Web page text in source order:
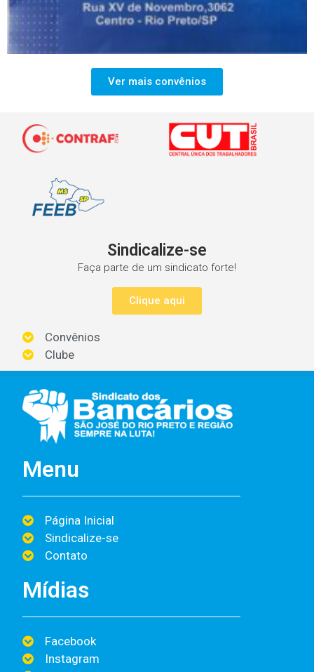
Ver mais convênios
Sindicalize-se
Faça parte de um sindicato forte!
Clique aqui
Convênios
Clube
Menu
Página Inicial
Sindicalize-se
Contato
Mídias
Facebook
Instagram